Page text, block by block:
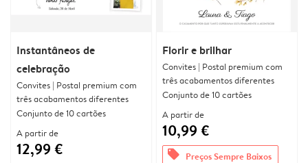
Instantâneos de
celebração
Convites | Postal premium com
três acabamentos diferentes
Conjunto de 10 cartões
A partir de
12,99 €
Florir e brilhar
Convites | Postal premium com
três acabamentos diferentes
Conjunto de 10 cartões
A partir de
10,99 €
offers Preços Sempre Baixos